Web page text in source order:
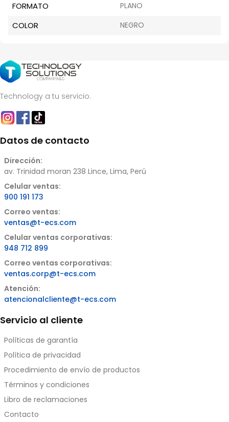
FORMATO PLANO
COLOR NEGRO
Technology a tu servicio.
Datos de contacto
Dirección:
av. Trinidad moran 238 Lince, Lima, Perú
Celular ventas:
900 191 173
Correo ventas:
ventas@t-ecs.com
Celular ventas corporativas:
948 712 899
Correo ventas corporativas:
ventas.corp@t-ecs.com
Atención:
atencionalcliente@t-ecs.com
Servicio al cliente
Políticas de garantía
Política de privacidad
Procedimiento de envío de productos
Términos y condiciones
Libro de reclamaciones
Contacto